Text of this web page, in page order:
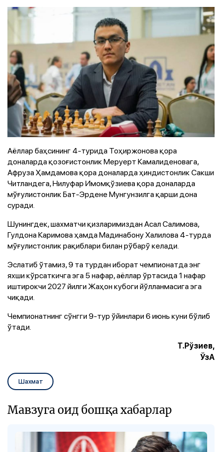
Аёллар баҳсининг 4-турида Тоҳиржонова қора
доналарда қозоғистонлик Меруерт Камалиденовага,
Афруза Ҳамдамова қора доналарда ҳиндистонлик Сакши
Читландега, Нилуфар Имомқўзиева қора доналарда
мўғулистонлик Бат-Эрдене Мунгунзилга қарши дона
суради.
Шунингдек, шахматчи қизларимиздан Асал Салимова,
Гулдона Каримова ҳамда Мадинабону Халилова 4-турда
мўғулистонлик рақиблари билан рўбарў келади.
Эслатиб ўтамиз, 9 та турдан иборат чемпионатда энг
яхши кўрсаткичга эга 5 нафар, аёллар ўртасида 1 нафар
иштирокчи 2027 йилги Жаҳон кубоги йўлланмасига эга
чиқади.
Чемпионатнинг сўнгги 9-тур ўйинлари 6 июнь куни бўлиб
ўтади.
Т.Рўзиев,
ЎзА
Шахмат
Мавзуга оид бошқа хабарлар